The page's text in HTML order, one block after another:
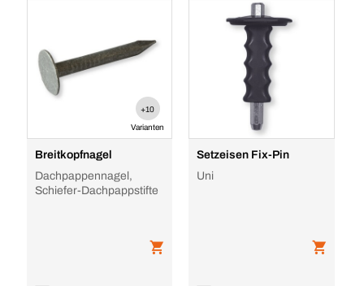
+10
Varianten
Breitkopfnagel
Dachpappennagel,
Schiefer-Dachpappstifte
Setzeisen Fix-Pin
Uni